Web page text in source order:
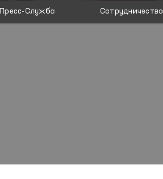
Пресс-Служба Сотрудничество